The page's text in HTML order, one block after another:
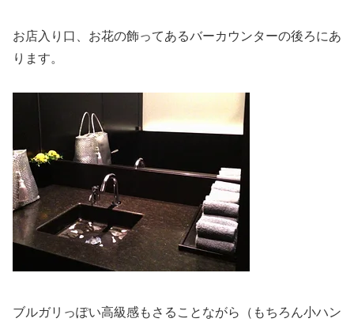
お店入り口、お花の飾ってあるバーカウンターの後ろにあ
ります。
ブルガリっぽい高級感もさることながら（もちろん小ハン